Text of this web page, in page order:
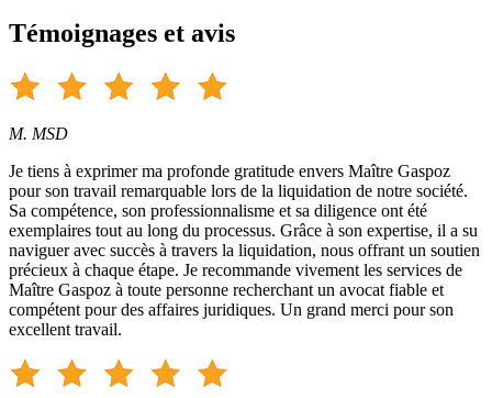
Témoignages et avis
M. MSD
Je tiens à exprimer ma profonde gratitude envers Maître Gaspoz
pour son travail remarquable lors de la liquidation de notre société.
Sa compétence, son professionnalisme et sa diligence ont été
exemplaires tout au long du processus. Grâce à son expertise, il a su
naviguer avec succès à travers la liquidation, nous offrant un soutien
précieux à chaque étape. Je recommande vivement les services de
Maître Gaspoz à toute personne recherchant un avocat fiable et
compétent pour des affaires juridiques. Un grand merci pour son
excellent travail.